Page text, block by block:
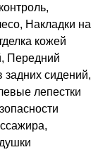
Накладки на
кожей
Передний
задних сидений,
лепестки